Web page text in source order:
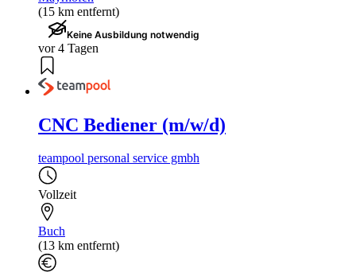
(15 km entfernt)
Keine Ausbildung notwendig
vor 4 Tagen
CNC Bediener (m/w/d)
teampool personal service gmbh
Vollzeit
Buch
(13 km entfernt)